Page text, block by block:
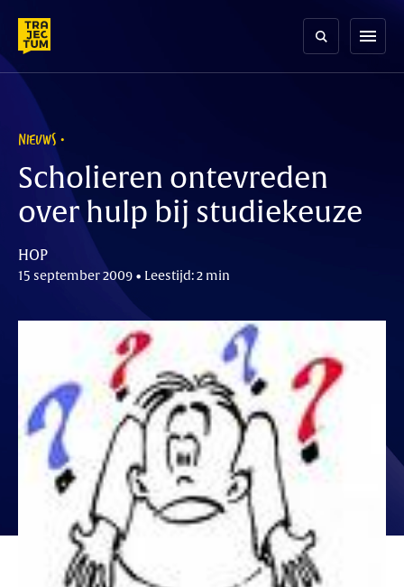
content
menu
NIEUWS
Scholieren ontevreden
over hulp bij studiekeuze
HOP
15 september 2009 • Leestijd: 2 min